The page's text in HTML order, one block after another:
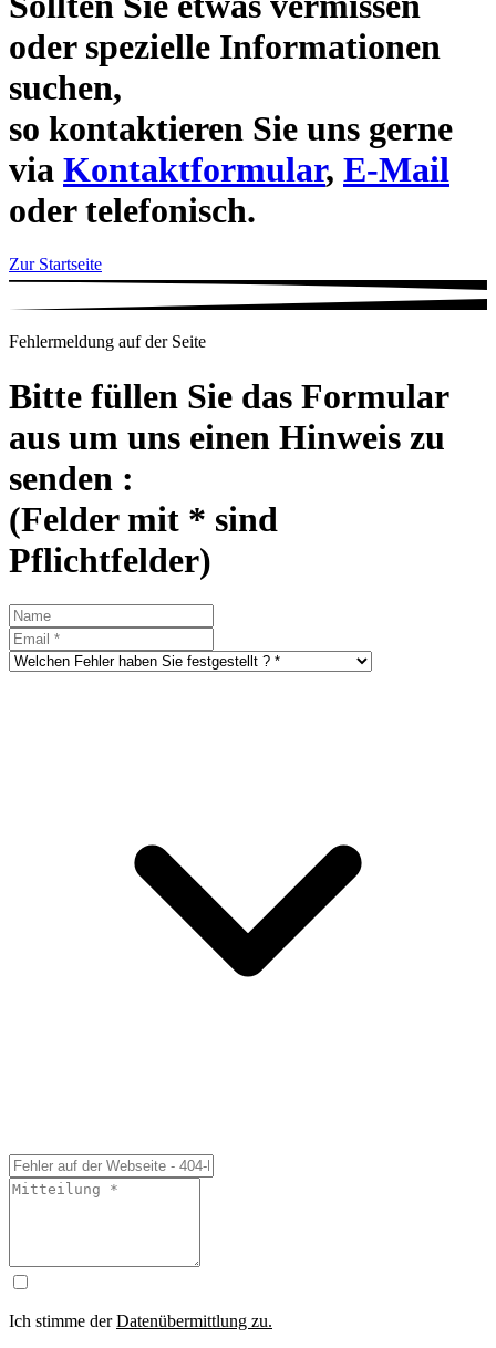
oder spezielle Informationen
suchen,
so kontaktieren Sie uns gerne
via Kontaktformular, E-Mail
oder telefonisch.
Zur Startseite
Fehlermeldung auf der Seite
Bitte füllen Sie das Formular
aus um uns einen Hinweis zu
senden :
(Felder mit * sind
Pflichtfelder)
Ich stimme derDatenübermittlung zu.